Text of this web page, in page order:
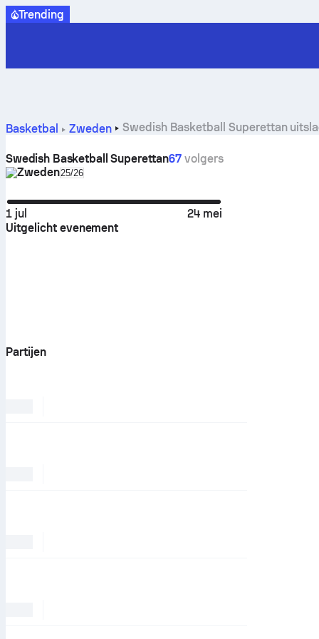
Trending
Basketbal Zweden Swedish Basketball Superettan
Swedish Basketball Superettan67volgers
ZwedenSelect season in unique tournament header
25/26
1 jul
24 mei
Uitgelicht evenement
Partijen